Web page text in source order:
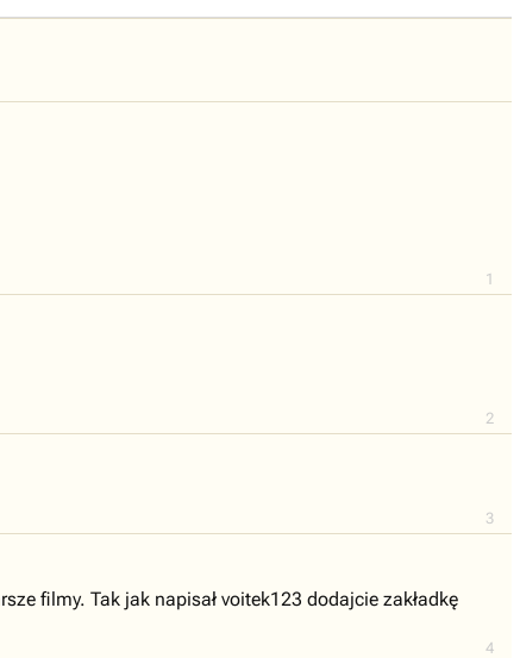
1
2
3
4
filmy. Tak jak napisał voitek123 dodajcie zakładkę